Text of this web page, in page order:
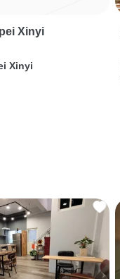
Xinyi
Xinyi